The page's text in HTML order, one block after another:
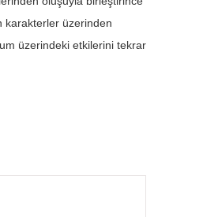
karakterler üzerinden
üzerindeki etkilerini tekrar